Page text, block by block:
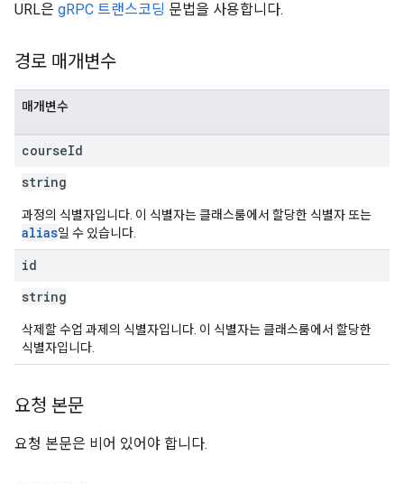
URL은 gRPC 트랜스코딩 문법을 사용합니다.
경로 매개변수
매개변수
courseId
string
과정의 식별자입니다. 이 식별자는 클래스룸에서 할당한 식별자 또는
alias일 수 있습니다.
id
string
삭제할 수업 과제의 식별자입니다. 이 식별자는 클래스룸에서 할당한
식별자입니다.
요청 본문
요청 본문은 비어 있어야 합니다.